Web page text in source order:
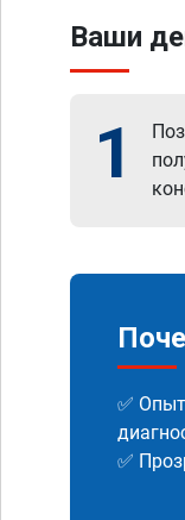
Ваши
1
✅
✅